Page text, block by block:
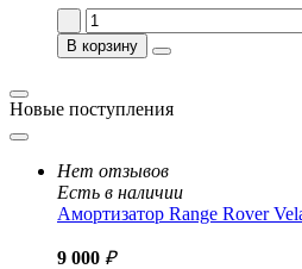
В корзину
Новые поступления
Нет отзывов
Есть в наличии
Амортизатор Range Rover
9 000 ₽